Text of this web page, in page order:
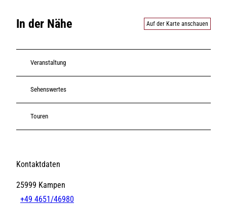
In der Nähe Auf der Karte anschauen
Veranstaltung
Sehenswertes
Touren
Kontaktdaten
25999 Kampen
+49 4651/46980